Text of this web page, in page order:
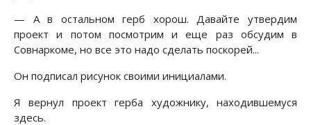
— А в остальном герб хорош. Давайте утвердим
проект и потом посмотрим и еще раз обсудим в
Совнаркоме, но все это надо сделать поскорей...
Он подписал рисунок своими инициалами.
Я вернул проект герба художнику, находившемуся
здесь.